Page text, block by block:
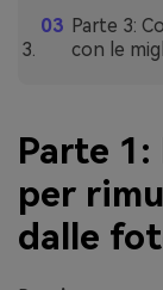
Parte 3:
con le
Parte
per
dalle